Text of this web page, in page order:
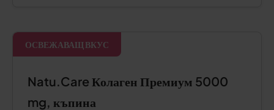
ОСВЕЖАВАЩ ВКУС
Natu.Care Колаген Премиум 5000
mg, къпина